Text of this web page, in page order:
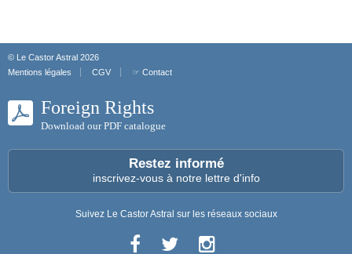
© Le Castor Astral 2026
Mentions légales
CGV ☞ Contact
Foreign Rights
Download our PDF catalogue
Restez informé
inscrivez-vous à notre lettre d'info
Suivez Le Castor Astral sur les réseaux sociaux